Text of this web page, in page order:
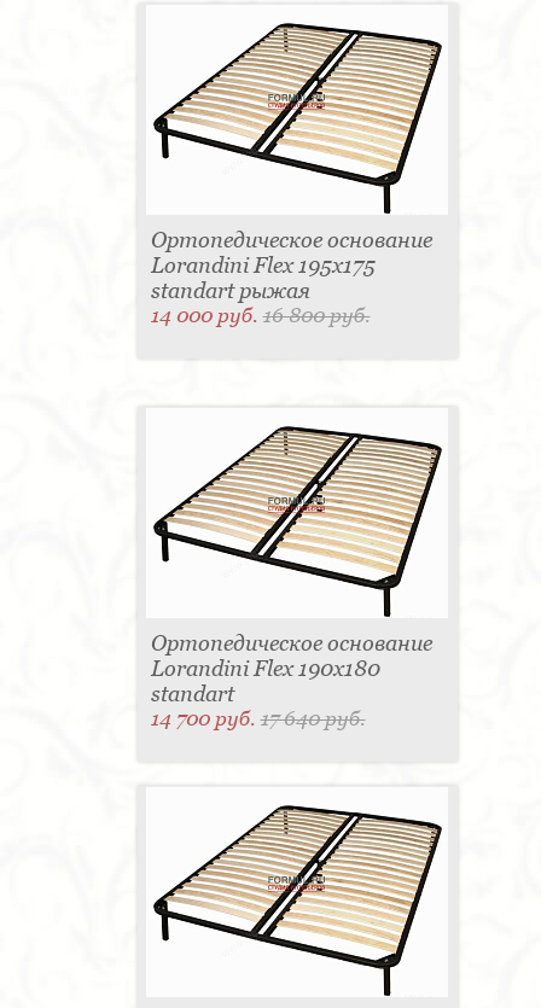
Ортопедическое основание
Lorandini Flex 195x175
standart рыжая
14 000 руб.16 800 руб.
Ортопедическое основание
Lorandini Flex 190x180
standart
14 700 руб.17 640 руб.